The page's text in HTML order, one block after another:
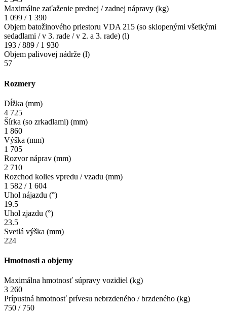
Maximálne zaťaženie prednej / zadnej nápravy (kg)
1 099 / 1 390
Objem batožinového priestoru VDA 215 (so sklopenými všetkými
sedadlami / v 3. rade / v 2. a 3. rade) (l)
193 / 889 / 1 930
Objem palivovej nádrže (l)
57
Rozmery
Dĺžka (mm)
4 725
Šírka (so zrkadlami) (mm)
1 860
Výška (mm)
1 705
Rozvor náprav (mm)
2 710
Rozchod kolies vpredu / vzadu (mm)
1 582 / 1 604
Uhol nájazdu (°)
19.5
Uhol zjazdu (°)
23.5
Svetlá výška (mm)
224
Hmotnosti a objemy
Maximálna hmotnosť súpravy vozidiel (kg)
3 260
Prípustná hmotnosť prívesu nebrzdeného / brzdeného (kg)
750 / 750